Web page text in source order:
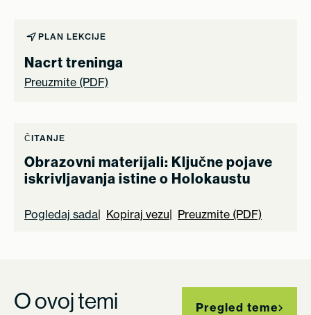
PLAN LEKCIJE
Nacrt treninga
Preuzmite (PDF)
ČITANJE
Obrazovni materijali: Ključne pojave
iskrivljavanja istine o Holokaustu
Pogledaj sada Kopiraj vezu Preuzmite (PDF)
O ovoj temi Pregled teme